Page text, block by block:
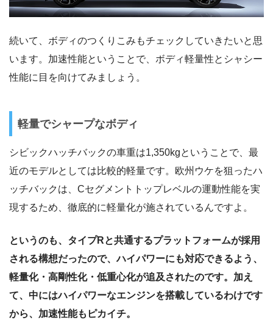
続いて、ボディのつくりこみもチェックしていきたいと思
います。加速性能ということで、ボディ軽量性とシャシー
性能に目を向けてみましょう。
軽量でシャープなボディ
シビックハッチバックの車重は1,350kgということで、最
近のモデルとしては比較的軽量です。欧州ウケを狙ったハ
ッチバックは、Cセグメントトップレベルの運動性能を実
現するため、徹底的に軽量化が施されているんですよ。
というのも、タイプRと共通するプラットフォームが採用
される構想だったので、ハイパワーにも対応できるよう、
軽量化・高剛性化・低重心化が追及されたのです。加え
て、中にはハイパワーなエンジンを搭載しているわけです
から、加速性能もピカイチ。